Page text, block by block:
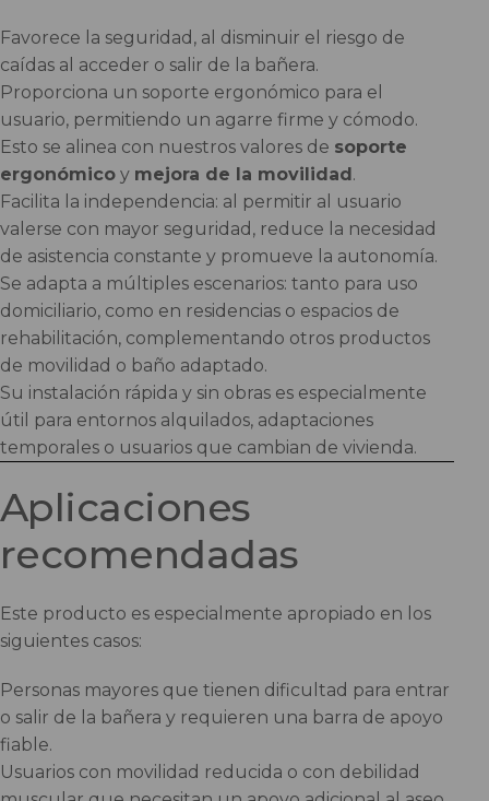
Favorece la seguridad, al disminuir el riesgo de
caídas al acceder o salir de la bañera.
Proporciona un soporte ergonómico para el
usuario, permitiendo un agarre firme y cómodo.
Esto se alinea con nuestros valores de soporte
ergonómico y mejora de la movilidad .
Facilita la independencia: al permitir al usuario
valerse con mayor seguridad, reduce la necesidad
de asistencia constante y promueve la autonomía.
Se adapta a múltiples escenarios: tanto para uso
domiciliario, como en residencias o espacios de
rehabilitación, complementando otros productos
de movilidad o baño adaptado.
Su instalación rápida y sin obras es especialmente
útil para entornos alquilados, adaptaciones
temporales o usuarios que cambian de vivienda.
Aplicaciones
recomendadas
Este producto es especialmente apropiado en los
siguientes casos:
Personas mayores que tienen dificultad para entrar
o salir de la bañera y requieren una barra de apoyo
fiable.
Usuarios con movilidad reducida o con debilidad